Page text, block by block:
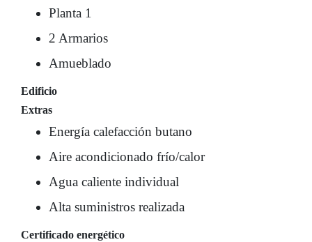
Planta 1
2 Armarios
Amueblado
Edificio
Extras
Energía calefacción butano
Aire acondicionado frío/calor
Agua caliente individual
Alta suministros realizada
Certificado energético